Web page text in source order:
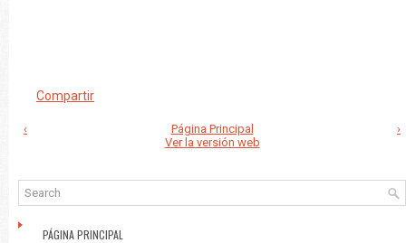
Compartir
‹ ›
Página Principal
Ver la versión web
PÁGINA PRINCIPAL